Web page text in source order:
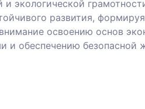
экологической
развития,
освоению основ
обеспечению безопасной